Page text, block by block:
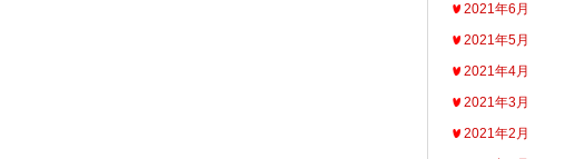
2021年6月
2021年5月
2021年4月
2021年3月
2021年2月